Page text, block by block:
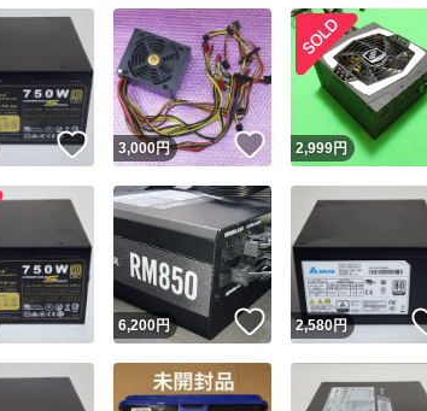
スピード&安心発送
※このバッジは実績に基づく表示であり、発送を保
スピード＆安心発送
このユーザーは高
スピード発送 このユーザーは高頻
安心発送 このユーザーは設定
キャ
いいね！
3,000円 いいね！
2,999円
6,200円 いいね！
2,580円